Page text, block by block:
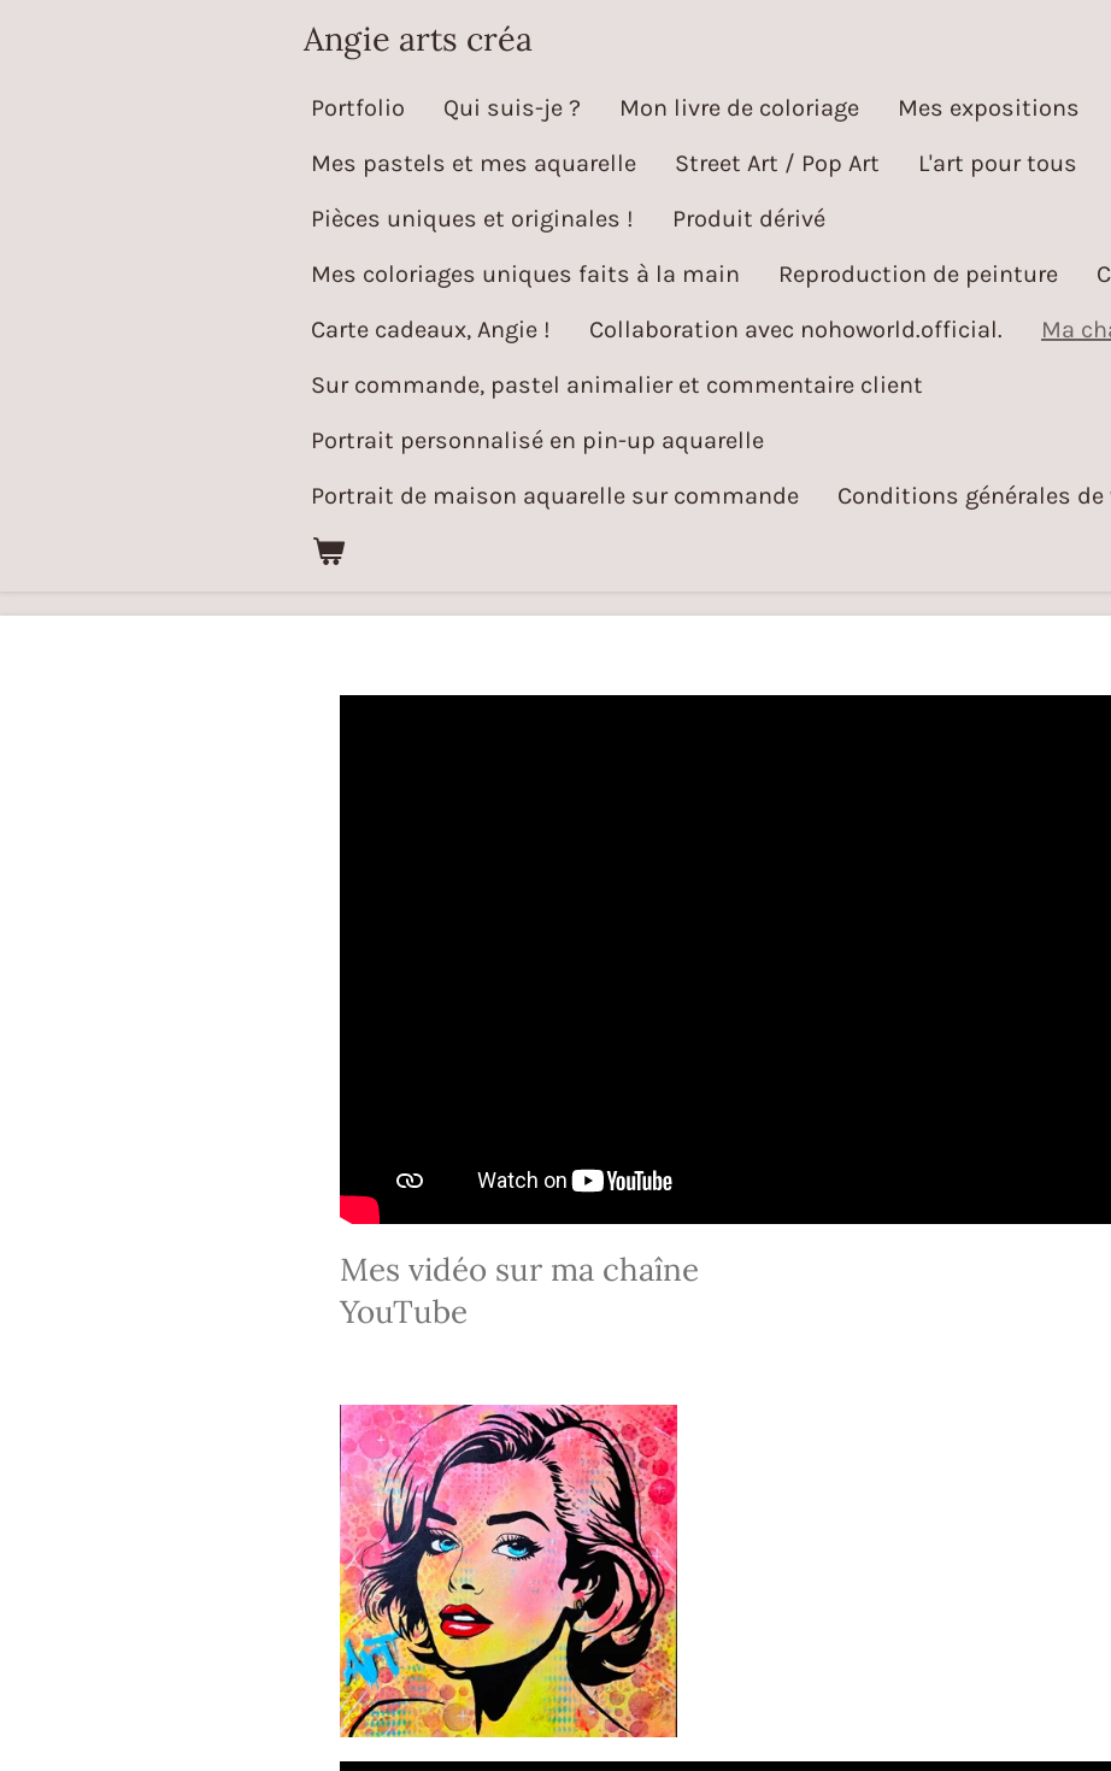
Angie arts créa
Portfolio Qui suis-je ? Mon livre de coloriage
Mes expositions
Mes pastels et mes aquarelle
Street Art / Pop Art
L'art pour tous
Pièces uniques et originales !
Produit dérivé
Mes coloriages uniques faits à la main
Reproduction de peinture
Carte cadeaux, Angie !
Collaboration avec nohoworld.official.
Ma
Sur commande, pastel animalier et commentaire client
Portrait personnalisé en pin-up aquarelle
Portrait de maison aquarelle sur commande
Conditions générales de
Mes vidéo sur ma chaîne
YouTube